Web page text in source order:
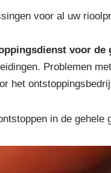
voor al uw
voor de
Problemen
het
in de gehele